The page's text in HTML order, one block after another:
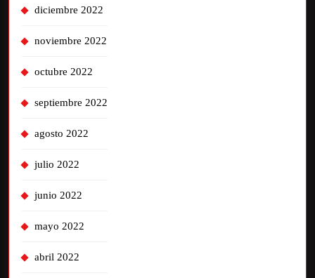
diciembre 2022
noviembre 2022
octubre 2022
septiembre 2022
agosto 2022
julio 2022
junio 2022
mayo 2022
abril 2022